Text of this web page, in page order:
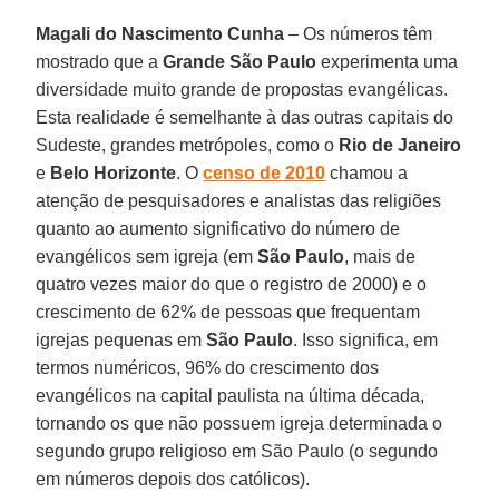
Magali do Nascimento Cunha – Os números têm
mostrado que aGrande São Paulo experimenta uma
diversidade muito grande de propostas evangélicas.
Esta realidade é semelhante à das outras capitais do
Sudeste, grandes metrópoles, como o Rio de Janeiro
e Belo Horizonte. Ocenso de 2010 chamou a
atenção de pesquisadores e analistas das religiões
quanto ao aumento significativo do número de
evangélicos sem igreja (emSão Paulo, mais de
quatro vezes maior do que o registro de 2000) e o
crescimento de 62% de pessoas que frequentam
igrejas pequenas emSão Paulo. Isso significa, em
termos numéricos, 96% do crescimento dos
evangélicos na capital paulista na última década,
tornando os que não possuem igreja determinada o
segundo grupo religioso em São Paulo (o segundo
em números depois dos católicos).